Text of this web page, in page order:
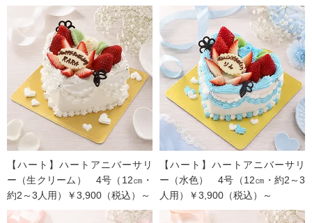
【ハート】ハートアニバーサリ
ー（生クリーム） 4号（12㎝・
約2～3人用）￥3,900（税込）～
【ハート】ハートアニバーサリ
ー（水色） 4号（12㎝・約2～3
人用）￥3,900（税込）～